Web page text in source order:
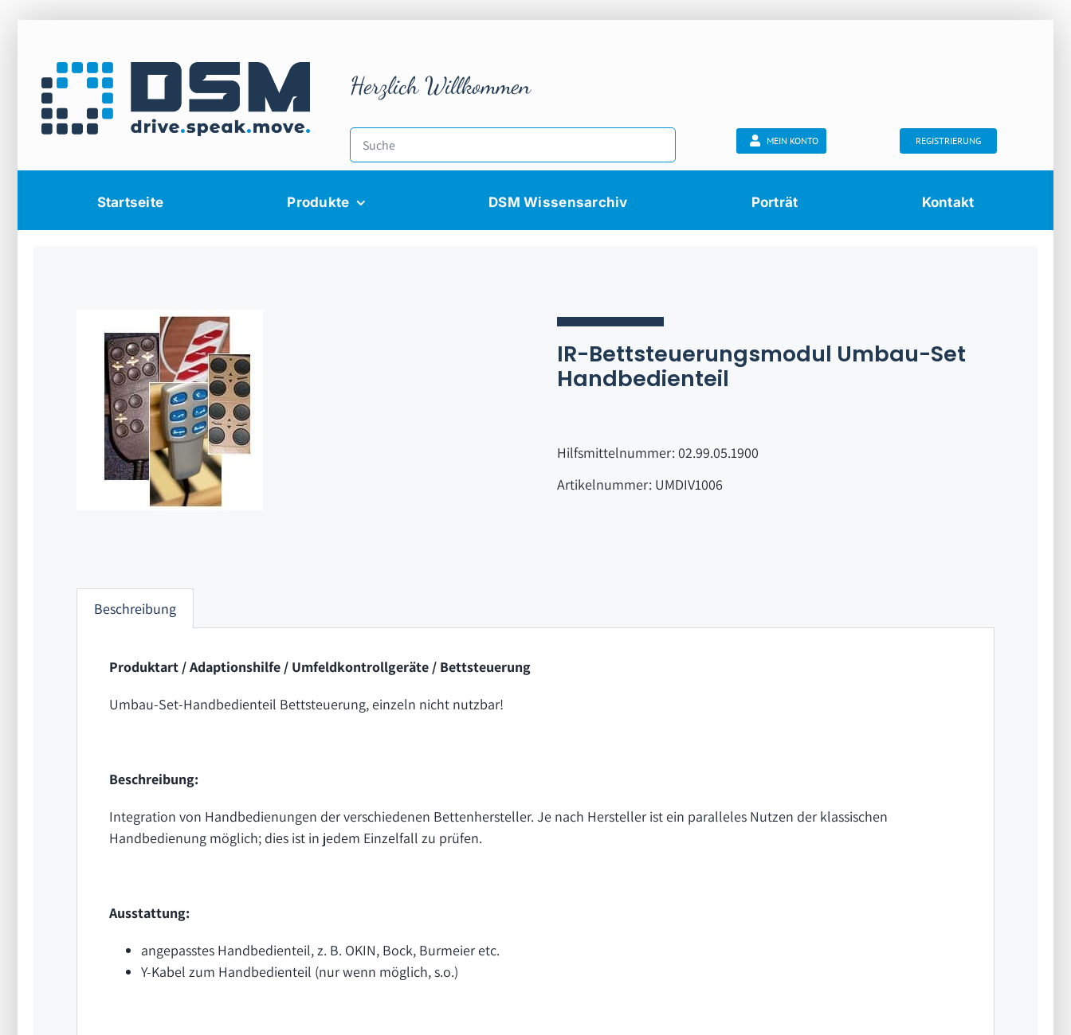
Herzlich Willkommen
MEIN KONTO REGISTRIERUNG
Startseite Produkte DSM Wissensarchiv Porträt Kontakt
IR-Bettsteuerungsmodul Umbau-Set
Handbedienteil
Hilfsmittelnummer: 02.99.05.1900
Artikelnummer: UMDIV1006
Beschreibung
Produktart / Adaptionshilfe / Umfeldkontrollgeräte / Bettsteuerung
Umbau-Set-Handbedienteil Bettsteuerung, einzeln nicht nutzbar!
Beschreibung:
Integration von Handbedienungen der verschiedenen Bettenhersteller. Je nach Hersteller ist ein paralleles Nutzen der klassischen
Handbedienung möglich; dies ist in jedem Einzelfall zu prüfen.
Ausstattung:
angepasstes Handbedienteil, z. B. OKIN, Bock, Burmeier etc.
Y-Kabel zum Handbedienteil (nur wenn möglich, s.o.)